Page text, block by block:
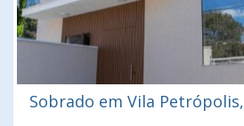
Sobrado em Vila